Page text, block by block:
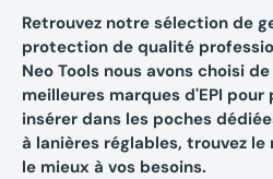
Retrouvez notre sélection de
protection de qualité
Neo Tools nous avons choisi
meilleures marques d'EPI pour
insérer dans les poches
à lanières réglables, trouvez
le mieux à vos besoins.